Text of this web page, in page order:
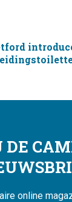
DE
online